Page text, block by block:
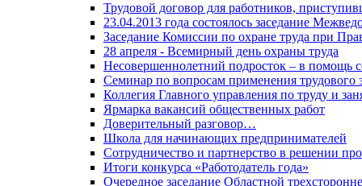
Трудовой договор для работников,
23.04.2013 года состоялось заседание
Заседание Комиссии по охране труда при
28 апреля - Всемирный день охраны труда
Несовершеннолетний подросток – в помощь
Семинар по вопросам применения трудового
Коллегия Главного управления по труду и
Ярмарка вакансий общественных работ
Доверительный разговор…
Школа для начинающих предпринимателей
Сотрудничество и партнерство в решении
Итоги конкурса «Работодатель года»
Очередное заседание Областной